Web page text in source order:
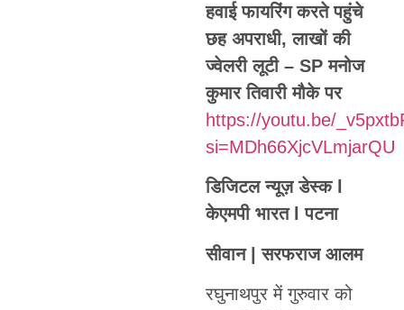
हवाई फायरिंग करते पहुंचे
छह अपराधी, लाखों की
ज्वेलरी लूटी – SP मनोज
कुमार तिवारी मौके पर
https://youtu.be/
si=MDh66XjcVLmjarQU
डिजिटल न्यूज़ डेस्क l
केएमपी भारत l पटना
सीवान | सरफराज आलम
रघुनाथपुर में गुरुवार को